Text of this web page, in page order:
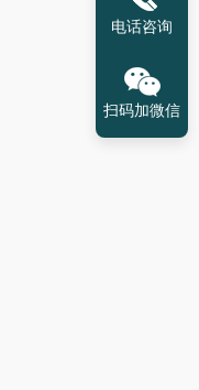
电话咨询
扫码加微信